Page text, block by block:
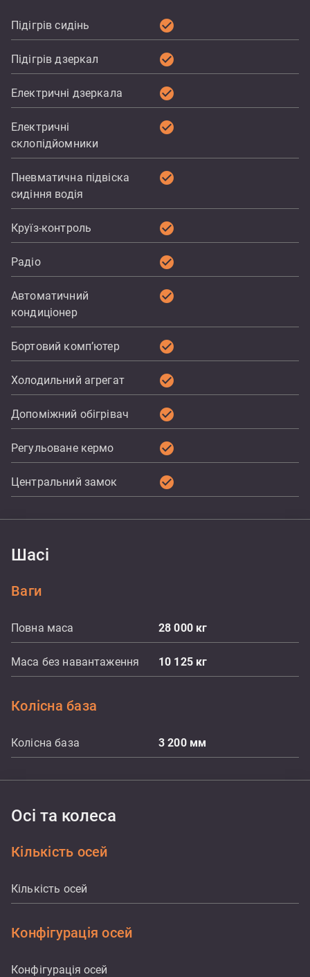
Підігрів сидінь check_circle
Підігрів дзеркал check_circle
Електричні дзеркала check_circle
Електричні
склопідйомники
check_circle
Пневматична підвіска
сидіння водія
check_circle
Круїз-контроль check_circle
Радіо check_circle
Автоматичний
кондиціонер
check_circle
Бортовий комп’ютер check_circle
Холодильний агрегат check_circle
Допоміжний обігрівач check_circle
Регульоване кермо check_circle
Центральний замок check_circle
Шасі
Ваги
Повна маса 28 000 кг
Маса без навантаження 10 125 кг
Колісна база
Колісна база 3 200 мм
Осі та колеса
Кількість осей
Кількість осей
Конфігурація осей
Конфігурація осей